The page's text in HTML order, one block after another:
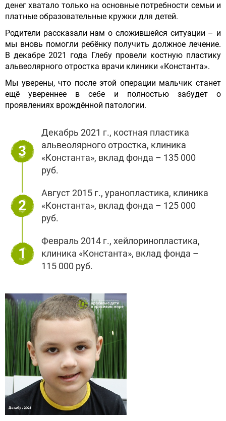
денег хватало только на основные потребности семьи и
платные образовательные кружки для детей.
Родители рассказали нам о сложившейся ситуации – и
мы вновь помогли ребёнку получить должное лечение.
В декабре 2021 года Глебу провели костную пластику
альвеолярного отростка врачи клиники «Константа».
Мы уверены, что после этой операции мальчик станет
ещё увереннее в себе и полностью забудет о
проявлениях врождённой патологии.
3
Декабрь 2021 г., костная пластика
альвеолярного отростка, клиника
«Константа», вклад фонда – 135 000
руб.
2
Август 2015 г., уранопластика, клиника
«Константа», вклад фонда – 125 000
руб.
1
Февраль 2014 г., хейлоринопластика,
клиника «Константа», вклад фонда –
115 000 руб.